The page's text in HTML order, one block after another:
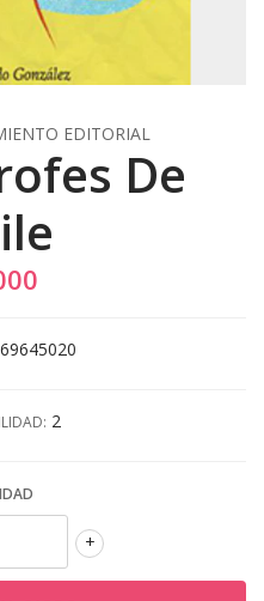
EDITORIAL
De
2
+